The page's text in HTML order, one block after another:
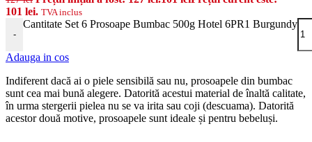
101 lei. TVA inclus
-
Cantitate Set 6 Prosoape Bumbac 500g Hotel 6PR1 Burgundy
Adauga in cos
Indiferent dacă ai o piele sensibilă sau nu, prosoapele din bumbac
sunt cea mai bună alegere. Datorită acestui material de înaltă calitate,
în urma stergerii pielea nu se va irita sau coji (descuama). Datorită
acestor două motive, prosoapele sunt ideale și pentru bebeluși.